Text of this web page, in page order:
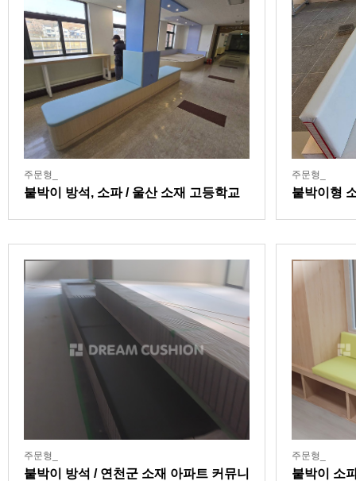
주문형_
붙박이 방석, 소파 / 울산 소재 고등학교
주문형_
붙박이형
주문형_
붙박이 방석 / 연천군 소재 아파트 커뮤니
주문형_
붙박이 소